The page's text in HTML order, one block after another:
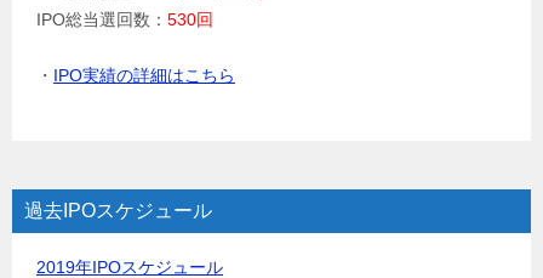
IPO総当選回数： 530回
・ IPO実績の詳細はこちら
過去IPOスケジュール
2019年IPOスケジュール